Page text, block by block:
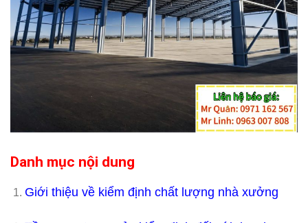
Danh mục nội dung
Giới thiệu về kiểm định chất lượng nhà xưởng